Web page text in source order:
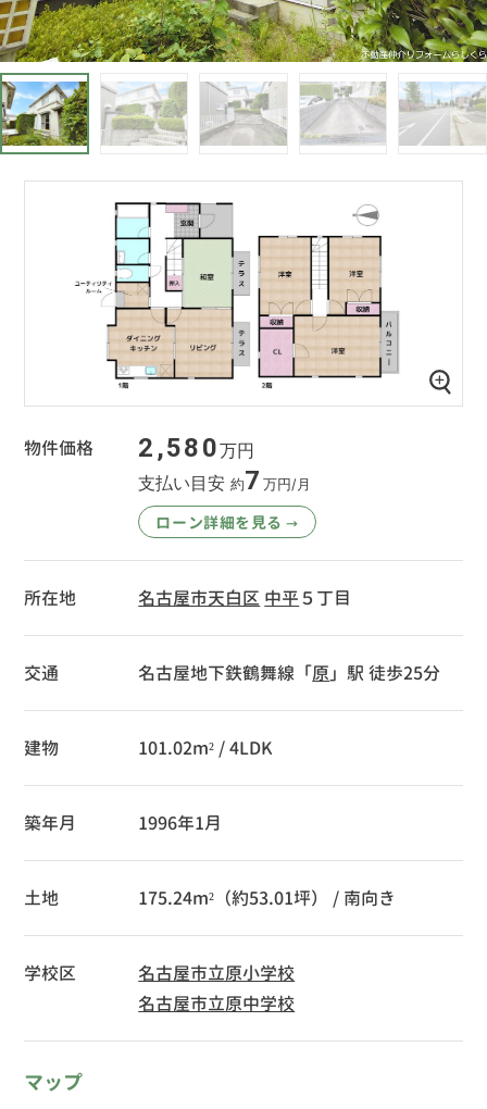
物件価格 2,580万円
支払い目安約7 万円/月
ローン詳細を見る→
所在地 名古屋市天白区 中平５丁目
交通 名古屋地下鉄鶴舞線「原 」駅 徒歩25分
建物 101.02m² / 4LDK
築年月 1996年1月
土地 175.24m²（約53.01坪） / 南向き
学校区
名古屋市立原小学校
名古屋市立原中学校
マップ